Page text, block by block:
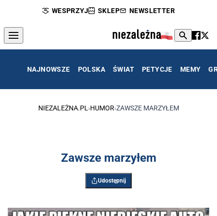
WESPRZYJ SKLEP NEWSLETTER
NAJNOWSZE POLSKA ŚWIAT PETYCJE MEMY
NIEZALEŻNA.PL ›HUMOR›ZAWSZE MARZYŁEM
Zawsze marzyłem
Udostępnij